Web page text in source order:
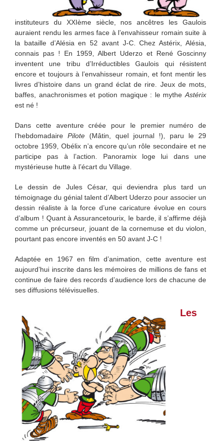
instituteurs du XXIème siècle, nos ancêtres les Gaulois
auraient rendu les armes face à l’envahisseur romain suite à
la bataille d’Alésia en 52 avant J-C. Chez Astérix, Alésia,
connais pas ! En 1959, Albert Uderzo et René Goscinny
inventent une tribu d’Irréductibles Gaulois qui résistent
encore et toujours à l’envahisseur romain, et font mentir les
livres d’histoire dans un grand éclat de rire. Jeux de mots,
baffes, anachronismes et potion magique : le mytheAstérix
est né !
Dans cette aventure créée pour le premier numéro de
l’hebdomadaire Pilote (Mâtin, quel journal !), paru le 29
octobre 1959, Obélix n’a encore qu’un rôle secondaire et ne
participe pas à l’action. Panoramix loge lui dans une
mystérieuse hutte à l’écart du Village.
Le dessin de Jules César, qui deviendra plus tard un
témoignage du génial talent d’Albert Uderzo pour associer un
dessin réaliste à la force d’une caricature évolue en cours
d’album ! Quant à Assurancetourix, le barde, il s’affirme déjà
comme un précurseur, jouant de la cornemuse et du violon,
pourtant pas encore inventés en 50 avant J-C !
Adaptée en 1967 en film d’animation, cette aventure est
aujourd’hui inscrite dans les mémoires de millions de fans et
continue de faire des records d’audience lors de chacune de
ses diffusions télévisuelles.
Les